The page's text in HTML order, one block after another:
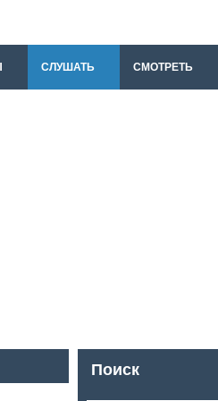
СЛУШАТЬ СМОТРЕТЬ
Поиск